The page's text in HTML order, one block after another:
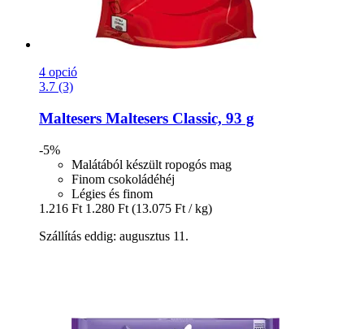
4 opció
3.7 (3)
Maltesers Maltesers Classic, 93 g
-5%
Malátából készült ropogós mag
Finom csokoládéhéj
Légies és finom
1.216 Ft 1.280 Ft (13.075 Ft / kg)
Szállítás eddig: augusztus 11.